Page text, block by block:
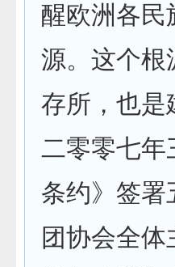
醒欧洲各民
源。这个根
存所，也是
二零零七年
条约》签署
团协会全